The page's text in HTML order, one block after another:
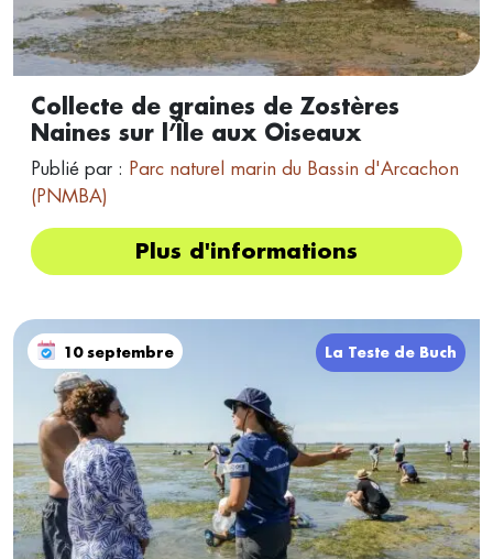
Collecte de graines de Zostères
Naines sur l’Île aux Oiseaux
Publié par : Parc naturel marin du Bassin d'Arcachon
(PNMBA)
Plus d'informations
10 septembre La Teste de Buch